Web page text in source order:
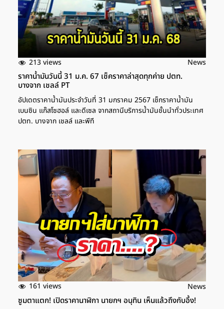
213 views News
ราคาน้ำมันวันนี้ 31 ม.ค. 67 เช็คราคาล่าสุดทุกค่าย ปตท.
บางจาก เชลล์ PT
อัปเดตราคาน้ำมันประจำวันที่ 31 มกราคม 2567 เช็กราคาน้ำมัน
เบนซิน แก๊สโซฮอล์ และดีเซล จากสถานีบริการน้ำมันชั้นนำทั่วประเทศ
ปตท. บางจาก เชลล์ และพีที
161 views News
ซูมตาแตก! เปิดราคานาฬิกา นายกฯ อนุทิน เห็นแล้วถึงกับอึ้ง!